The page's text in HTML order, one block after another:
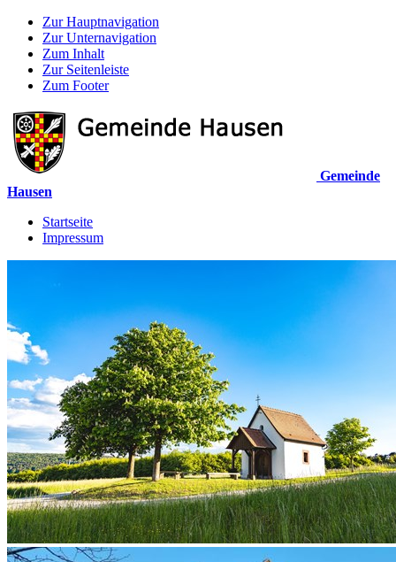
Zur Hauptnavigation
Zur Unternavigation
Zum Inhalt
Zur Seitenleiste
Zum Footer
Gemeinde
Hausen
Startseite
Impressum